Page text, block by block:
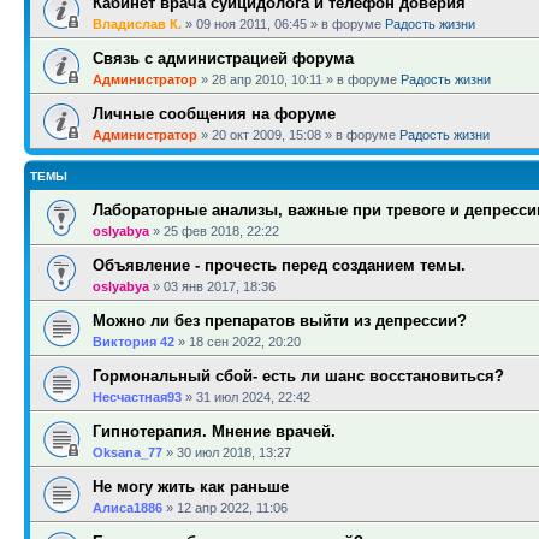
Владислав К. » 09 ноя 2011, 06:45 » в форуме Радость жизни
Связь с администрацией форума
Администратор » 28 апр 2010, 10:11 » в форуме Радость жизни
Личные сообщения на форуме
Администратор » 20 окт 2009, 15:08 » в форуме Радость жизни
ТЕМЫ
Лабораторные анализы, важные при тревоге и
oslyabya » 25 фев 2018, 22:22
Объявление - прочесть перед созданием темы.
oslyabya » 03 янв 2017, 18:36
Можно ли без препаратов выйти из депрессии?
Виктория 42 » 18 сен 2022, 20:20
Гормональный сбой- есть ли шанс восстановиться?
Несчастная93 » 31 июл 2024, 22:42
Гипнотерапия. Мнение врачей.
Oksana_77 » 30 июл 2018, 13:27
Не могу жить как раньше
Алиса1886 » 12 апр 2022, 11:06